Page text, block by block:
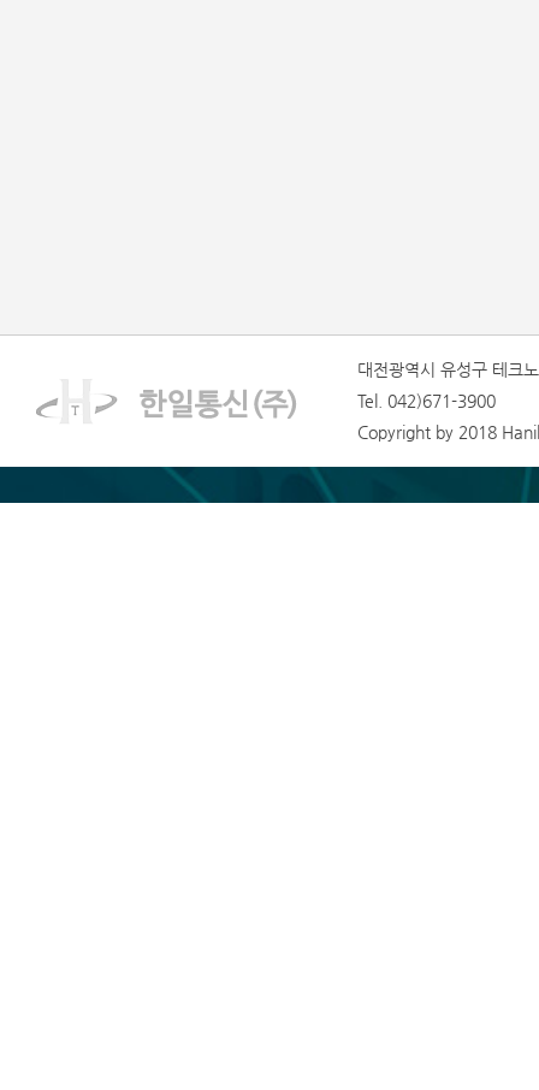
대전광역시 유성구 테크
Tel. 042)671-3900
Copyright by 2018